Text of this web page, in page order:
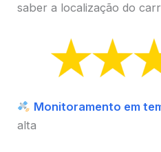
saber a localização do
Monitoramento em
alta